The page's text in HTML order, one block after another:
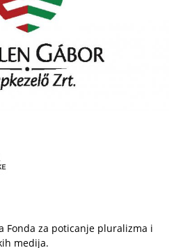
Fonda za poticanje pluralizma i
medija.